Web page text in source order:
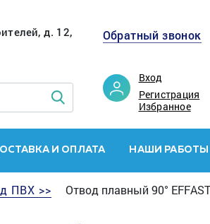
д. 12,
Обратный звонок
Вход
Регистрация
Избранное
И ОПЛАТА НАШИ РАБОТЫ
ПВХ >> Отвод плавный 90°